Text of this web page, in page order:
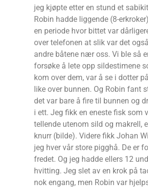
jeg kjøpte etter en stund et
Robin hadde liggende (8-
en periode hvor bittet var
over telefonen at slik var det
andre båtene nær oss. Vi ble så
forsøke å lete opp sildestimene
kom over dem, var å se i dotter
like over bunnen. Og Robin fant
det var bare å fire til bunnen og
i ett. Jeg fikk en eneste fisk som
tellende utenom sild og makrell,
knurr (bilde). Videre fikk Johan
jeg hver vår store pigghå. De er
fredet. Og jeg hadde ellers 12
hvitting. Jeg slet av en krok på
nok engang, men Robin var